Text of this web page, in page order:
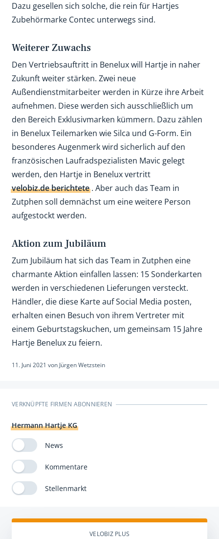
Dazu gesellen sich solche, die rein für Hartjes
Zubehörmarke Contec unterwegs sind.
Weiterer Zuwachs
Den Vertriebsauftritt in Benelux will Hartje in naher
Zukunft weiter stärken. Zwei neue
Außendienstmitarbeiter werden in Kürze ihre Arbeit
aufnehmen. Diese werden sich ausschließlich um
den Bereich Exklusivmarken kümmern. Dazu zählen
in Benelux Teilemarken wie Silca und G-Form. Ein
besonderes Augenmerk wird sicherlich auf den
französischen Laufradspezialisten Mavic gelegt
werden, den Hartje in Benelux vertritt
velobiz.de berichtete. Aber auch das Team in
Zutphen soll demnächst um eine weitere Person
aufgestockt werden.
Aktion zum Jubiläum
Zum Jubiläum hat sich das Team in Zutphen eine
charmante Aktion einfallen lassen: 15 Sonderkarten
werden in verschiedenen Lieferungen versteckt.
Händler, die diese Karte auf Social Media posten,
erhalten einen Besuch von ihrem Vertreter mit
einem Geburtstagskuchen, um gemeinsam 15 Jahre
Hartje Benelux zu feiern.
11. Juni 2021 von Jürgen Wetzstein
VERKNÜPFTE FIRMEN ABONNIEREN
Hermann Hartje KG
News
Kommentare
Stellenmarkt
VELOBIZ PLUS